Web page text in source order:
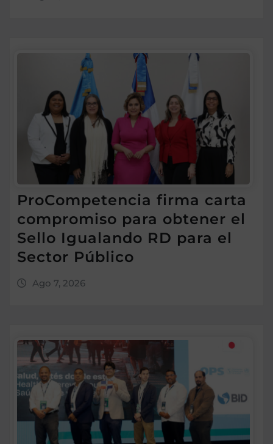
ProCompetencia firma carta
compromiso para obtener el
Sello Igualando RD para el
Sector Público
Ago 7, 2026